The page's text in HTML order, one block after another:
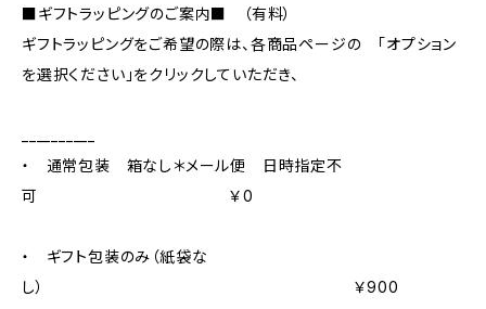
■ギフトラッピングのご案内■ （有料）
ギフトラッピングをご希望の際は、各商品ページの 「オプション
を選択ください」をクリックしていただき、
・ 通常包装 箱なし＊メール便 日時指定不
可 ￥0
・ ギフト包装のみ（紙袋な
し） ￥900